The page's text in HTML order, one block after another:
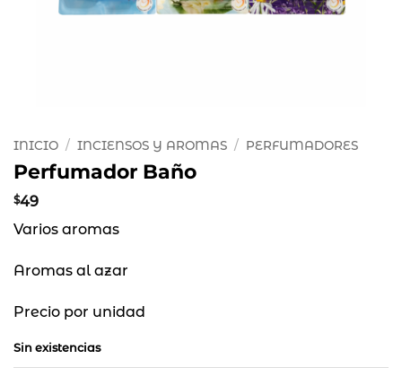
INICIO / INCIENSOS Y AROMAS / PERFUMADORES
Perfumador Baño
$49
Varios aromas
Aromas al azar
Precio por unidad
Sin existencias